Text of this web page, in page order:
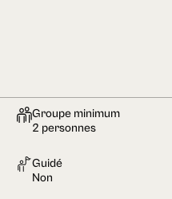
Groupe minimum
2 personnes
Guidé
Non